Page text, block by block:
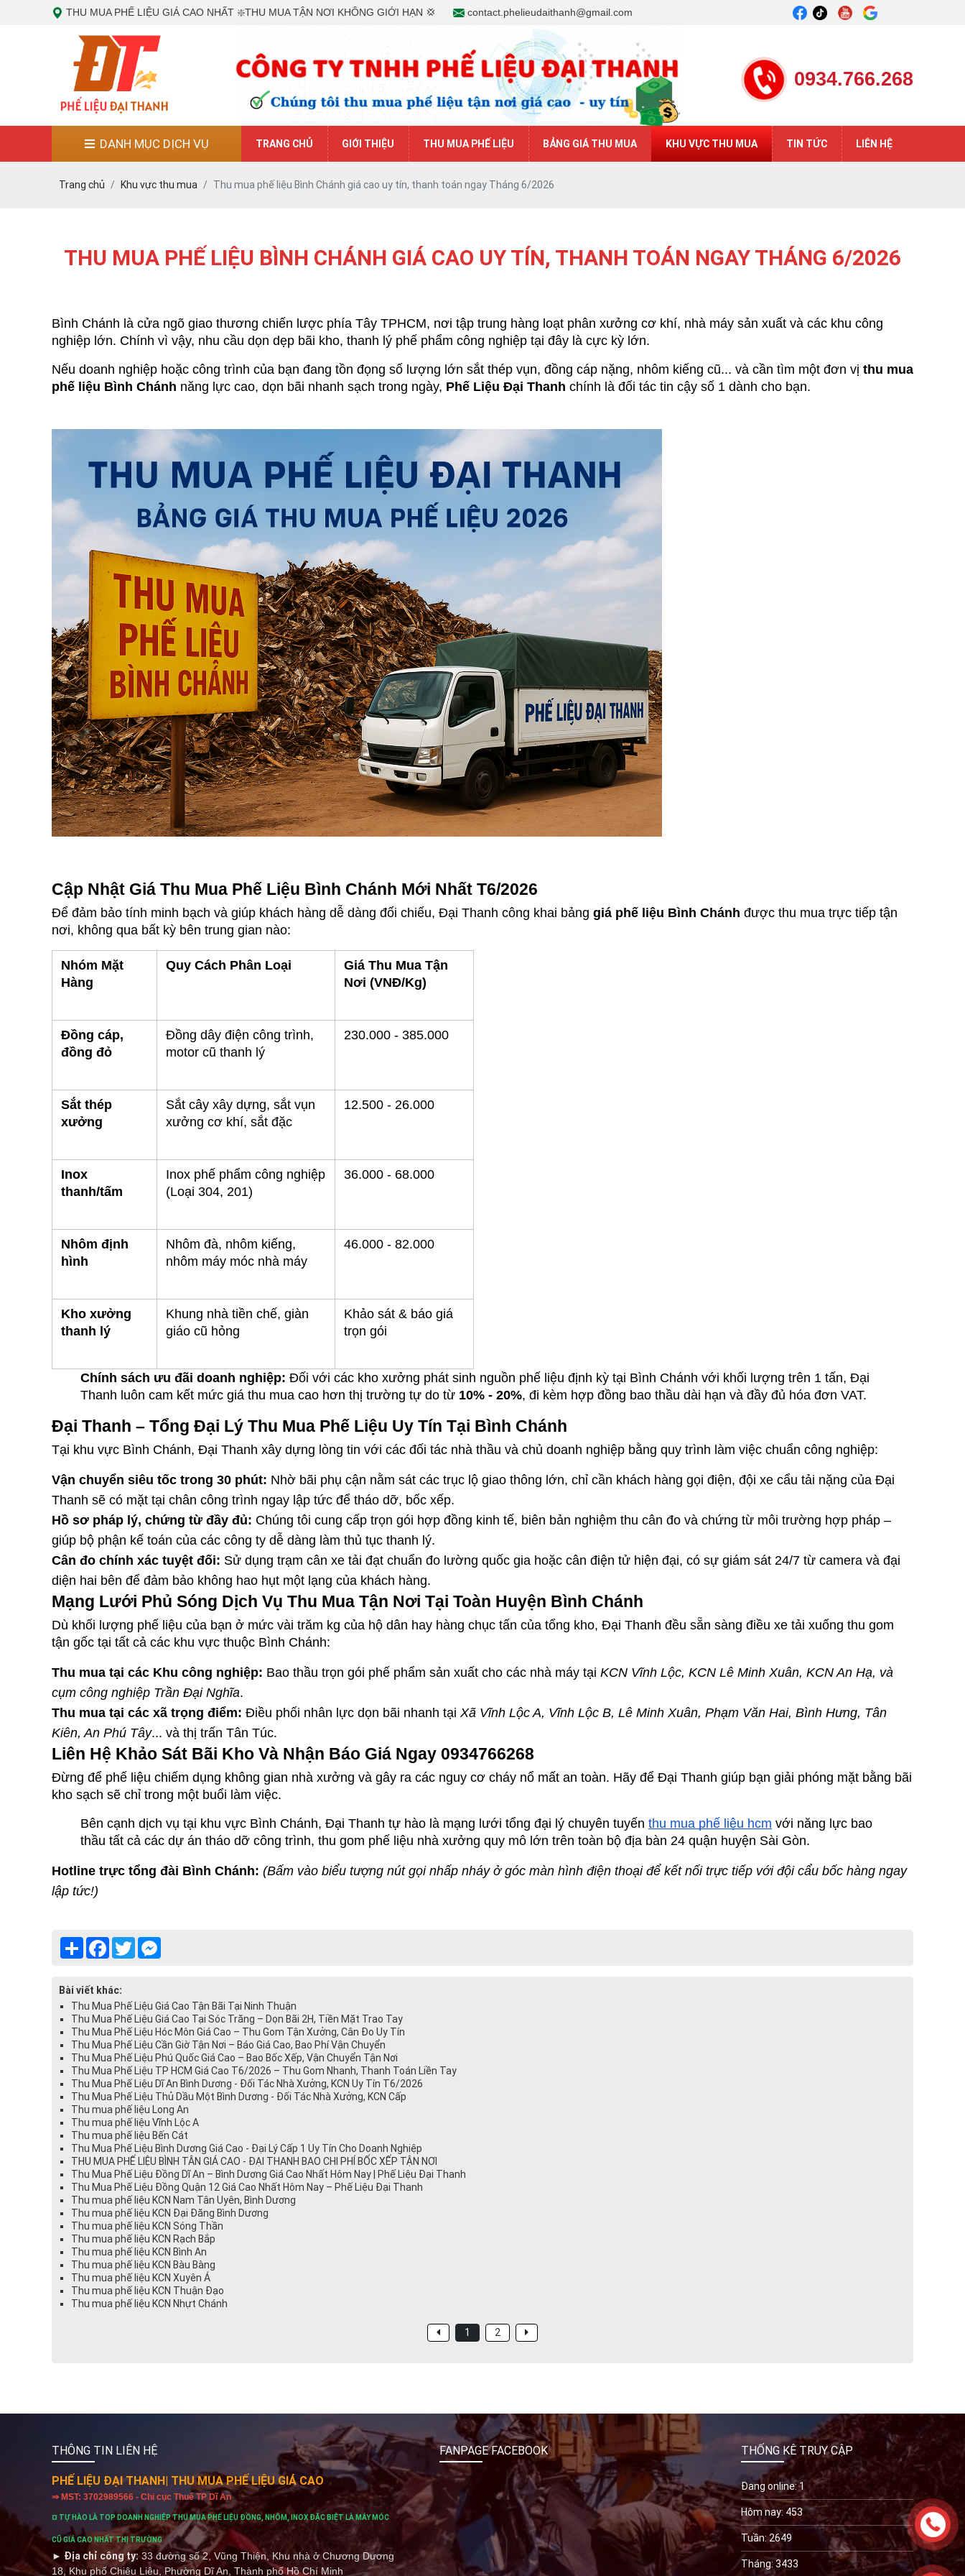
THU MUA PHẾ LIỆU ĐẠI THANH - CHUYÊN THU MUA CÁC LOẠI PHẾ LIỆU
THU MUA PHẾ LIỆU ĐẠI THANH - CHUYÊN THU MUA CÁC LOẠI PHẾ LIỆU
https://phelieudaithanh.vn/
THU MUA PHẾ LIỆU GIÁ CAO NHẤT ❇️THU MUA TẬN NƠI KHÔNG GIỚI HẠN 💢 contact.phelieudaithanh@gmail.com
0934.766.268
DANH MỤC DỊCH VỤ TRANG CHỦ GIỚI THIỆU THU MUA PHẾ LIỆU BẢNG GIÁ THU MUA KHU VỰC THU MUA TIN TỨC LIÊN HỆ
Trang chủ Khu vực thu mua Thu mua phế liệu Bình Chánh giá cao uy tín, thanh toán ngay Tháng 6/2026
THU MUA PHẾ LIỆU BÌNH CHÁNH GIÁ CAO UY TÍN, THANH TOÁN NGAY THÁNG 6/2026
Bình Chánh là cửa ngõ giao thương chiến lược phía Tây TPHCM, nơi tập trung hàng loạt phân xưởng cơ khí, nhà máy sản xuất và các khu công
nghiệp lớn. Chính vì vậy, nhu cầu dọn dẹp bãi kho, thanh lý phế phẩm công nghiệp tại đây là cực kỳ lớn.
Nếu doanh nghiệp hoặc công trình của bạn đang tồn đọng số lượng lớn sắt thép vụn, đồng cáp nặng, nhôm kiếng cũ... và cần tìm một đơn vị thu mua
phế liệu Bình Chánh năng lực cao, dọn bãi nhanh sạch trong ngày, Phế Liệu Đại Thanh chính là đối tác tin cậy số 1 dành cho bạn.
Cập Nhật Giá Thu Mua Phế Liệu Bình Chánh Mới Nhất T6/2026
Để đảm bảo tính minh bạch và giúp khách hàng dễ dàng đối chiếu, Đại Thanh công khai bảng giá phế liệu Bình Chánh được thu mua trực tiếp tận
nơi, không qua bất kỳ bên trung gian nào:
Nhóm Mặt
Hàng
Quy Cách Phân Loại
Giá Thu Mua Tận
Nơi (VNĐ/Kg)
Đồng cáp,
đồng đỏ
Đồng dây điện công trình,
motor cũ thanh lý
230.000 - 385.000
Sắt thép
xưởng
Sắt cây xây dựng, sắt vụn
xưởng cơ khí, sắt đặc
12.500 - 26.000
Inox
thanh/tấm
Inox phế phẩm công nghiệp
(Loại 304, 201)
36.000 - 68.000
Nhôm định
hình
Nhôm đà, nhôm kiếng,
nhôm máy móc nhà máy
46.000 - 82.000
Kho xưởng
thanh lý
Khung nhà tiền chế, giàn
giáo cũ hỏng
Khảo sát & báo giá
trọn gói
Chính sách ưu đãi doanh nghiệp: Đối với các kho xưởng phát sinh nguồn phế liệu định kỳ tại Bình Chánh với khối lượng trên 1 tấn, Đại
Thanh luôn cam kết mức giá thu mua cao hơn thị trường tự do từ 10% - 20%, đi kèm hợp đồng bao thầu dài hạn và đầy đủ hóa đơn VAT.
Đại Thanh – Tổng Đại Lý Thu Mua Phế Liệu Uy Tín Tại Bình Chánh
Tại khu vực Bình Chánh, Đại Thanh xây dựng lòng tin với các đối tác nhà thầu và chủ doanh nghiệp bằng quy trình làm việc chuẩn công nghiệp:
Vận chuyển siêu tốc trong 30 phút: Nhờ bãi phụ cận nằm sát các trục lộ giao thông lớn, chỉ cần khách hàng gọi điện, đội xe cẩu tải nặng của Đại
Thanh sẽ có mặt tại chân công trình ngay lập tức để tháo dỡ, bốc xếp.
Hồ sơ pháp lý, chứng từ đầy đủ: Chúng tôi cung cấp trọn gói hợp đồng kinh tế, biên bản nghiệm thu cân đo và chứng từ môi trường hợp pháp –
giúp bộ phận kế toán của các công ty dễ dàng làm thủ tục thanh lý.
Cân đo chính xác tuyệt đối: Sử dụng trạm cân xe tải đạt chuẩn đo lường quốc gia hoặc cân điện tử hiện đại, có sự giám sát 24/7 từ camera và đại
diện hai bên để đảm bảo không hao hụt một lạng của khách hàng.
Mạng Lưới Phủ Sóng Dịch Vụ Thu Mua Tận Nơi Tại Toàn Huyện Bình Chánh
Dù khối lượng phế liệu của bạn ở mức vài trăm kg của hộ dân hay hàng chục tấn của tổng kho, Đại Thanh đều sẵn sàng điều xe tải xuống thu gom
tận gốc tại tất cả các khu vực thuộc Bình Chánh:
Thu mua tại các Khu công nghiệp: Bao thầu trọn gói phế phẩm sản xuất cho các nhà máy tại KCN Vĩnh Lộc, KCN Lê Minh Xuân, KCN An Hạ, và
cụm công nghiệp Trần Đại Nghĩa.
Thu mua tại các xã trọng điểm: Điều phối nhân lực dọn bãi nhanh tại Xã Vĩnh Lộc A, Vĩnh Lộc B, Lê Minh Xuân, Phạm Văn Hai, Bình Hưng, Tân
Kiên, An Phú Tây... và thị trấn Tân Túc.
Liên Hệ Khảo Sát Bãi Kho Và Nhận Báo Giá Ngay 0934766268
Đừng để phế liệu chiếm dụng không gian nhà xưởng và gây ra các nguy cơ cháy nổ mất an toàn. Hãy để Đại Thanh giúp bạn giải phóng mặt bằng bãi
kho sạch sẽ chỉ trong một buổi làm việc.
Bên cạnh dịch vụ tại khu vực Bình Chánh, Đại Thanh tự hào là mạng lưới tổng đại lý chuyên tuyến thu mua phế liệu hcm với năng lực bao
thầu tất cả các dự án tháo dỡ công trình, thu gom phế liệu nhà xưởng quy mô lớn trên toàn bộ địa bàn 24 quận huyện Sài Gòn.
Hotline trực tổng đài Bình Chánh: (Bấm vào biểu tượng nút gọi nhấp nháy ở góc màn hình điện thoại để kết nối trực tiếp với đội cẩu bốc hàng ngay
lập tức!)
Share Facebook
Twitter
Bài viết khác:
Thu Mua Phế Liệu Giá Cao Tận Bãi Tại Ninh Thuận
Thu Mua Phế Liệu Giá Cao Tại Sóc Trăng – Dọn Bãi 2H, Tiền Mặt Trao Tay
Thu Mua Phế Liệu Hóc Môn Giá Cao – Thu Gom Tận Xưởng, Cân Đo Uy Tín
Thu Mua Phế Liệu Cần Giờ Tận Nơi – Báo Giá Cao, Bao Phí Vận Chuyển
Thu Mua Phế Liệu Phú Quốc Giá Cao – Bao Bốc Xếp, Vận Chuyển Tận Nơi
Thu Mua Phế Liệu TP HCM Giá Cao T6/2026 – Thu Gom Nhanh, Thanh Toán Liền Tay
Thu Mua Phế Liệu Dĩ An Bình Dương - Đối Tác Nhà Xưởng, KCN Uy Tín T6/2026
Thu Mua Phế Liệu Thủ Dầu Một Bình Dương - Đối Tác Nhà Xưởng, KCN Cấp
Thu mua phế liệu Long An
Thu mua phế liệu Vĩnh Lộc A
Thu mua phế liệu Bến Cát
Thu Mua Phế Liệu Bình Dương Giá Cao - Đại Lý Cấp 1 Uy Tín Cho Doanh Nghiệp
THU MUA PHẾ LIỆU BÌNH TÂN GIÁ CAO - ĐẠI THANH BAO CHI PHÍ BỐC XẾP TẬN NƠI
Thu Mua Phế Liệu Đồng Dĩ An – Bình Dương Giá Cao Nhất Hôm Nay | Phế Liệu Đại Thanh
Thu Mua Phế Liệu Đồng Quận 12 Giá Cao Nhất Hôm Nay – Phế Liệu Đại Thanh
Thu mua phế liệu KCN Nam Tân Uyên, Bình Dương
Thu mua phế liệu KCN Đại Đăng Bình Dương
Thu mua phế liệu KCN Sóng Thần
Thu mua phế liệu KCN Rạch Bắp
Thu mua phế liệu KCN Bình An
Thu mua phế liệu KCN Bàu Bàng
Thu mua phế liệu KCN Xuyên Á
Thu mua phế liệu KCN Thuận Đạo
Thu mua phế liệu KCN Nhựt Chánh
1 2
THÔNG TIN LIÊN HỆ
PHẾ LIỆU ĐẠI THANH| THU MUA PHẾ LIỆU GIÁ CAO
⇒ MST: 3702989566 - Chi cục Thuế TP Dĩ An
¤ TỰ HÀO LÀ TOP DOANH NGHIỆP THU MUA PHẾ LIỆU ĐỒNG, NHÔM, INOX ĐẶC BIỆT LÀ MÁY MÓC
CŨ GIÁ CAO NHẤT THỊ TRƯỜNG
► Địa chỉ công ty: 33 đường số 2, Vũng Thiện, Khu nhà ở Chương Dương
18, Khu phố Chiêu Liêu, Phường Dĩ An, Thành phố Hồ Chí Minh
FANPAGE FACEBOOK THỐNG KÊ TRUY CẬP
Đang online: 1
Hôm nay: 453
Tuần: 2649
Tháng: 3433